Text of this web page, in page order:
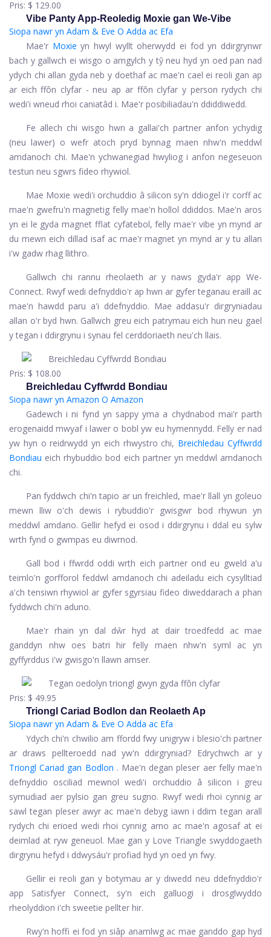
Pris: $ 129.00
Vibe Panty App-Reoledig Moxie gan We-Vibe
Siopa nawr yn Adam & Eve O Adda ac Efa
Mae'r Moxie yn hwyl wyllt oherwydd ei fod yn ddirgrynwr
bach y gallwch ei wisgo o amgylch y tŷ neu hyd yn oed pan nad
ydych chi allan gyda neb y doethaf ac mae'n cael ei reoli gan ap
ar eich ffôn clyfar - neu ap ar ffôn clyfar y person rydych chi
wedi'i wneud rhoi caniatâd i. Mae'r posibiliadau'n ddiddiwedd.
Fe allech chi wisgo hwn a gallai'ch partner anfon ychydig
(neu lawer) o wefr atoch pryd bynnag maen nhw'n meddwl
amdanoch chi. Mae'n ychwanegiad hwyliog i anfon negeseuon
testun neu sgwrs fideo rhywiol.
Mae Moxie wedi'i orchuddio â silicon sy'n ddiogel i'r corff ac
mae'n gwefru'n magnetig felly mae'n hollol ddiddos. Mae'n aros
yn ei le gyda magnet fflat cyfatebol, felly mae'r vibe yn mynd ar
du mewn eich dillad isaf ac mae'r magnet yn mynd ar y tu allan
i'w gadw rhag llithro.
Gallwch chi rannu rheolaeth ar y naws gyda'r app We-
Connect. Rwyf wedi defnyddio'r ap hwn ar gyfer teganau eraill ac
mae'n hawdd paru a'i ddefnyddio. Mae addasu'r dirgryniadau
allan o'r byd hwn. Gallwch greu eich patrymau eich hun neu gael
y tegan i ddirgrynu i synau fel cerddoriaeth neu'ch llais.
Pris: $ 108.00
Breichledau Cyffwrdd Bondiau
Siopa nawr yn Amazon O Amazon
Gadewch i ni fynd yn sappy yma a chydnabod mai'r parth
erogenaidd mwyaf i lawer o bobl yw eu hymennydd. Felly er nad
yw hyn o reidrwydd yn eich rhwystro chi, Breichledau Cyffwrdd
Bondiau eich rhybuddio bod eich partner yn meddwl amdanoch
chi.
Pan fyddwch chi'n tapio ar un freichled, mae'r llall yn goleuo
mewn lliw o'ch dewis i rybuddio'r gwisgwr bod rhywun yn
meddwl amdano. Gellir hefyd ei osod i ddirgrynu i ddal eu sylw
wrth fynd o gwmpas eu diwrnod.
Gall bod i ffwrdd oddi wrth eich partner ond eu gweld a'u
teimlo'n gorfforol feddwl amdanoch chi adeiladu eich cysylltiad
a'ch tensiwn rhywiol ar gyfer sgyrsiau fideo diweddarach a phan
fyddwch chi'n aduno.
Mae'r rhain yn dal dŵr hyd at dair troedfedd ac mae
ganddyn nhw oes batri hir felly maen nhw'n syml ac yn
gyffyrddus i'w gwisgo'n llawn amser.
Pris: $ 49.95
Triongl Cariad Bodlon dan Reolaeth Ap
Siopa nawr yn Adam & Eve O Adda ac Efa
Ydych chi'n chwilio am ffordd fwy unigryw i blesio'ch partner
ar draws pellteroedd nad yw'n ddirgryniad? Edrychwch ar y
Triongl Cariad gan Bodlon . Mae'n degan pleser aer felly mae'n
defnyddio osciliad mewnol wedi'i orchuddio â silicon i greu
symudiad aer pylsio gan greu sugno. Rwyf wedi rhoi cynnig ar
sawl tegan pleser awyr ac mae'n debyg iawn i ddim tegan arall
rydych chi erioed wedi rhoi cynnig arno ac mae'n agosaf at ei
deimlad at ryw geneuol. Mae gan y Love Triangle swyddogaeth
dirgrynu hefyd i ddwysáu'r profiad hyd yn oed yn fwy.
Gellir ei reoli gan y botymau ar y diwedd neu ddefnyddio'r
app Satisfyer Connect, sy'n eich galluogi i drosglwyddo
rheolyddion i'ch sweetie pellter hir.
Rwy'n hoffi ei fod yn siâp anamlwg ac mae ganddo gap hyd